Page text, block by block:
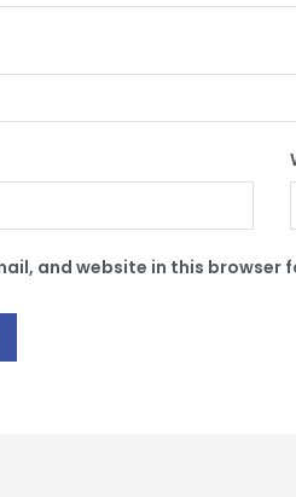
and website in this browser